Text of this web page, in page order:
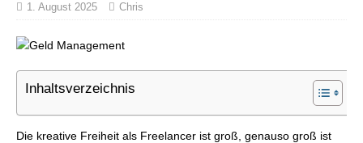
1. August 2025 Chris
Inhaltsverzeichnis
Die kreative Freiheit als Freelancer ist groß, genauso groß ist